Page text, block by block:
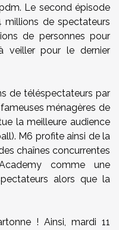
Le second épisode
millions de spectateurs
de personnes pour
veiller pour le dernier
de téléspectateurs par
ménagères de
la meilleure audience
M6 profite ainsi de la
chaînes concurrentes
comme une
alors que la
! Ainsi, mardi 11